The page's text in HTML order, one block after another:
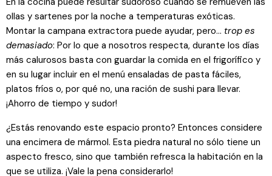
ollas y sartenes por la noche a temperaturas exóticas.
Montar la campana extractora puede ayudar, pero... trop es
demasiado: Por lo que a nosotros respecta, durante los días
más calurosos basta con guardar la comida en el frigorífico y
en su lugar incluir en el menú ensaladas de pasta fáciles,
platos fríos o, por qué no, una ración de sushi para llevar.
¡Ahorro de tiempo y sudor!
¿Estás renovando este espacio pronto? Entonces considere
una encimera de mármol. Esta piedra natural no sólo tiene un
aspecto fresco, sino que también refresca la habitación en la
que se utiliza. ¡Vale la pena considerarlo!